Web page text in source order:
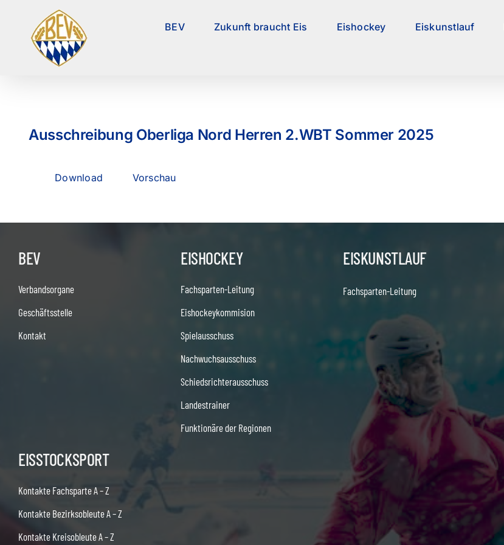
springen
BEV Zukunft braucht Eis Eishockey Eiskunstlauf
Ausschreibung Oberliga Nord Herren 2.WBT Sommer 2025
Download Vorschau
BEV
Verbandsorgane
Geschäftsstelle
Kontakt
EISHOCKEY
Fachsparten-Leitung
Eishockeykommision
Spielausschuss
Nachwuchsausschuss
Schiedsrichterausschuss
Landestrainer
Funktionäre der Regionen
EISKUNSTLAUF
Fachsparten-Leitung
EISSTOCKSPORT
Kontakte Fachsparte A – Z
Kontakte Bezirksobleute A – Z
Kontakte Kreisobleute A – Z